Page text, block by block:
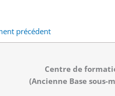
précédent
Centre de
(Ancienne Base sous-